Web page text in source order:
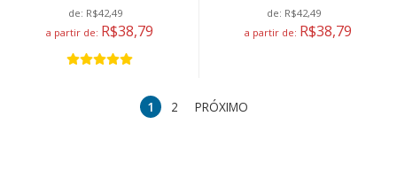
de: R$42,49
a partir de: R$38,79
de: R$42,49
a partir de: R$38,79
1 2 PRÓXIMO